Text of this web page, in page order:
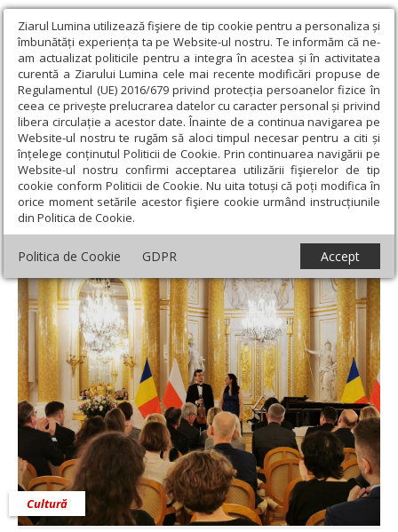
Ziarul Lumina utilizează fişiere de tip cookie pentru a personaliza și
îmbunătăți experiența ta pe Website-ul nostru. Te informăm că ne-
am actualizat politicile pentru a integra în acestea și în activitatea
curentă a Ziarului Lumina cele mai recente modificări propuse de
Regulamentul (UE) 2016/679 privind protecția persoanelor fizice în
ceea ce privește prelucrarea datelor cu caracter personal și privind
libera circulație a acestor date. Înainte de a continua navigarea pe
Website-ul nostru te rugăm să aloci timpul necesar pentru a citi și
înțelege conținutul Politicii de Cookie. Prin continuarea navigării pe
Website-ul nostru confirmi acceptarea utilizării fişierelor de tip
cookie conform Politicii de Cookie. Nu uita totuși că poți modifica în
orice moment setările acestor fişiere cookie urmând instrucțiunile
din Politica de Cookie.
Politica de Cookie GDPR Accept
Ziarul Lumina › Educaţie și Cultură › Cultură › Sezonul cultural
România-Polonia, timp de 17 luni
Sezonul cultural România-Polonia, timp de
17 luni
Cultură